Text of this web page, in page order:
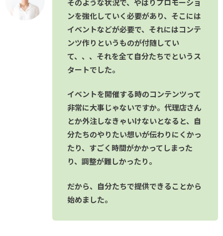
ンを強化していく必要があり、そこには
イベントなどが必要で、それにはコンテ
ンツ作りというものが付随してい
て、、、それを全て自分たちでというス
タートでした。
イベントを開催する時のコンテンツって
非常に大事じゃないですか。代理店さん
とか外注しなきゃいけないとなると、自
分たちのやりたい想いが伝わりにくかっ
たり、すごく時間がかかってしまった
り、調整が難しかったり。
だから、自分たちで提供できることから
始めました。